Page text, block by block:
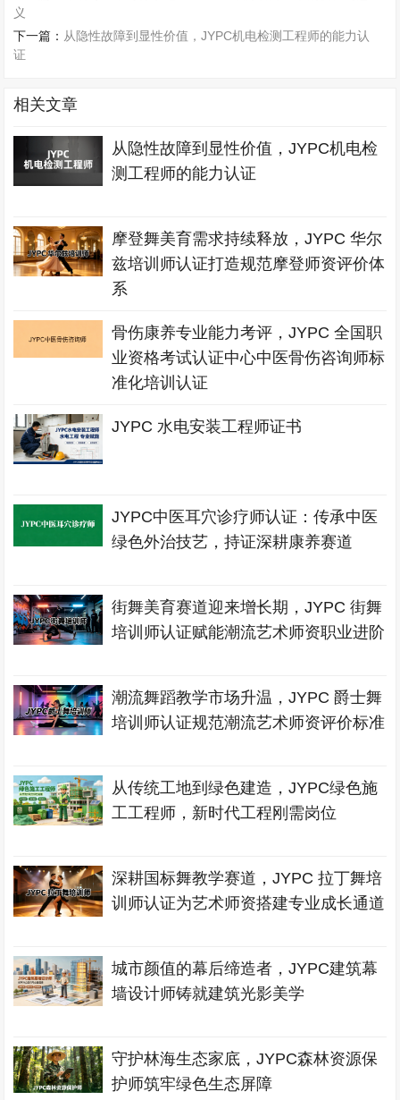
义
下一篇： 从隐性故障到显性价值，JYPC机电检测工程师的能力认
证
相关文章
从隐性故障到显性价值，JYPC机电检
测工程师的能力认证
摩登舞美育需求持续释放，JYPC 华尔
兹培训师认证打造规范摩登师资评价体
系
骨伤康养专业能力考评，JYPC 全国职
业资格考试认证中心中医骨伤咨询师标
准化培训认证
JYPC 水电安装工程师证书
JYPC中医耳穴诊疗师认证：传承中医
绿色外治技艺，持证深耕康养赛道
街舞美育赛道迎来增长期，JYPC 街舞
培训师认证赋能潮流艺术师资职业进阶
潮流舞蹈教学市场升温，JYPC 爵士舞
培训师认证规范潮流艺术师资评价标准
从传统工地到绿色建造，JYPC绿色施
工工程师，新时代工程刚需岗位
深耕国标舞教学赛道，JYPC 拉丁舞培
训师认证为艺术师资搭建专业成长通道
城市颜值的幕后缔造者，JYPC建筑幕
墙设计师铸就建筑光影美学
守护林海生态家底，JYPC森林资源保
护师筑牢绿色生态屏障